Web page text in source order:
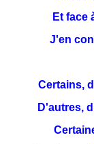
Et face
J'en
Certains,
D'autres,